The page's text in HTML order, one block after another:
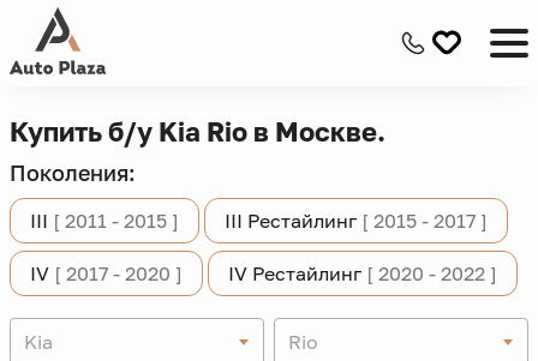
Купить б/у Kia Rio в Москве.
Поколения:
III [ 2011 - 2015 ] III Рестайлинг [ 2015 - 2017 ]
IV [ 2017 - 2020 ] IV Рестайлинг [ 2020 - 2022 ]
Kia
Rio